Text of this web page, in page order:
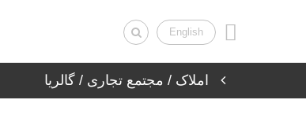
English
املاک / مجتمع تجاری / گالریا